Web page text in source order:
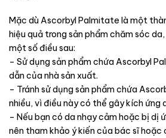
Mặc dù Ascorbyl Palmitate là một
hiệu quả trong sản phẩm chăm sóc da,
một số điều sau:
– Sử dụng sản phẩm chứa Ascorbyl
dẫn của nhà sản xuất.
– Tránh sử dụng sản phẩm chứa
nhiều, vì điều này có thể gây kích ứng
– Nếu bạn có da nhạy cảm hoặc bị dị
nên tham khảo ý kiến của bác sĩ hoặc